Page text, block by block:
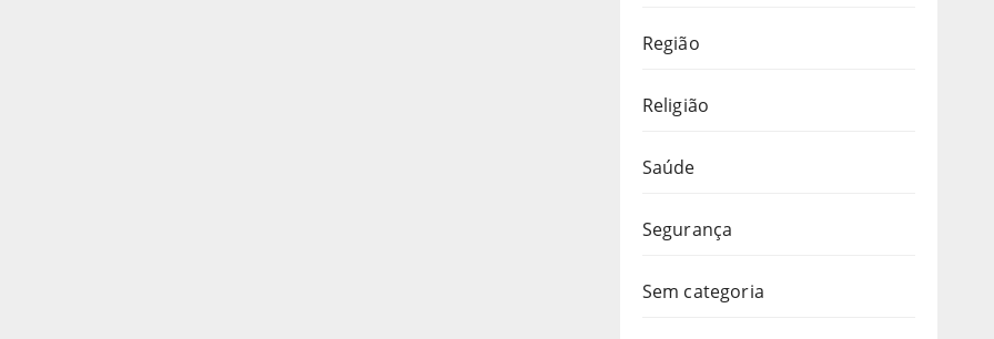
Região
Religião
Saúde
Segurança
Sem categoria